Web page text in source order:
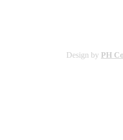
Design by PH